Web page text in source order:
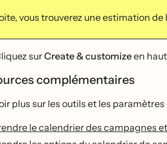
vous trouverez une estimation
surCreate & customizeen
complémentaires
plus sur les outils et les
le calendrier des campagnes